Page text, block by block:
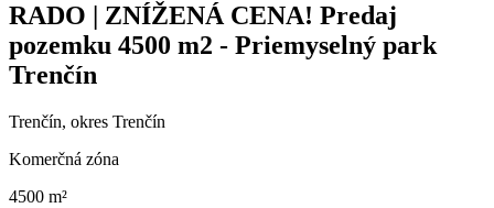
RADO | ZNÍŽENÁ CENA! Predaj
pozemku 4500 m2 - Priemyselný park
Trenčín
Trenčín, okres Trenčín
Komerčná zóna
4500 m²